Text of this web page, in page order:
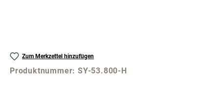
Zum Merkzettel hinzufügen
Produktnummer:SY-53.800-H